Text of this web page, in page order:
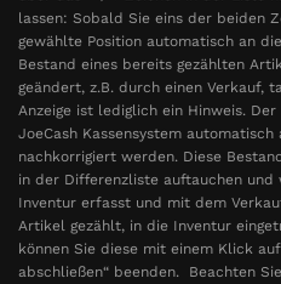
lassen: Sobald Sie eins der beiden
gewählte Position automatisch an
Bestand eines bereits gezählten
geändert, z.B. durch einen Verkauf,
Anzeige ist lediglich ein Hinweis.
JoeCash Kassensystem
nachkorrigiert werden. Diese
in der Differenzliste auftauchen
Inventur erfasst und mit dem
Artikel gezählt, in die Inventur
können Sie diese mit einem Klick
abschließen“ beenden. Beachten